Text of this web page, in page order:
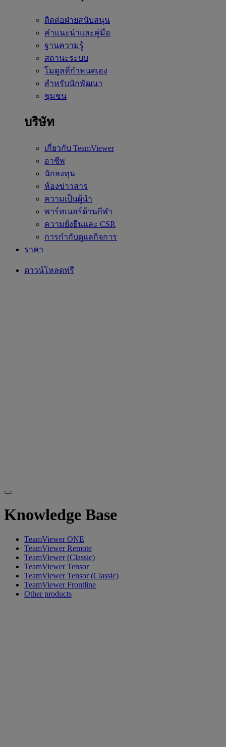
ติดต่อฝ่ายสนับสนุน
คำแนะนำและคู่มือ
ฐานความรู้
สถานะระบบ
โมดูลที่กำหนดเอง
สำหรับนักพัฒนา
ชุมชน
บริษัท
เกี่ยวกับ TeamViewer
อาชีพ
นักลงทุน
ห้องข่าวสาร
ความเป็นผู้นำ
พาร์ทเนอร์ด้านกีฬา
ความยั่งยืนและ CSR
การกำกับดูแลกิจการ
ราคา
ดาวน์โหลดฟรี
Knowledge Base
TeamViewer ONE
TeamViewer Remote
TeamViewer (Classic)
TeamViewer Tensor
TeamViewer Tensor (Classic)
TeamViewer Frontline
Other products